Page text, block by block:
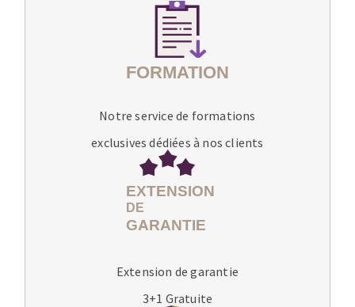
Notre service de formations
exclusives dédiées à nos clients
Extension de garantie
3+1 Gratuite